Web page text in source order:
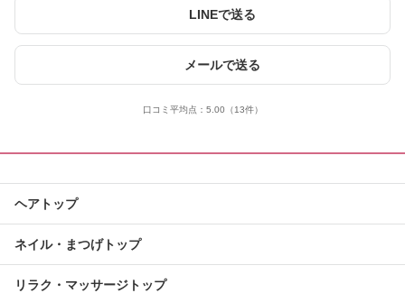
LINEで送る
メールで送る
口コミ平均点： 5.00 （13件）
ヘアトップ
ネイル・まつげトップ
リラク・マッサージトップ